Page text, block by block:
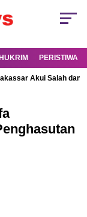
HUKRIM PERISTIWA
Akui Salah dan